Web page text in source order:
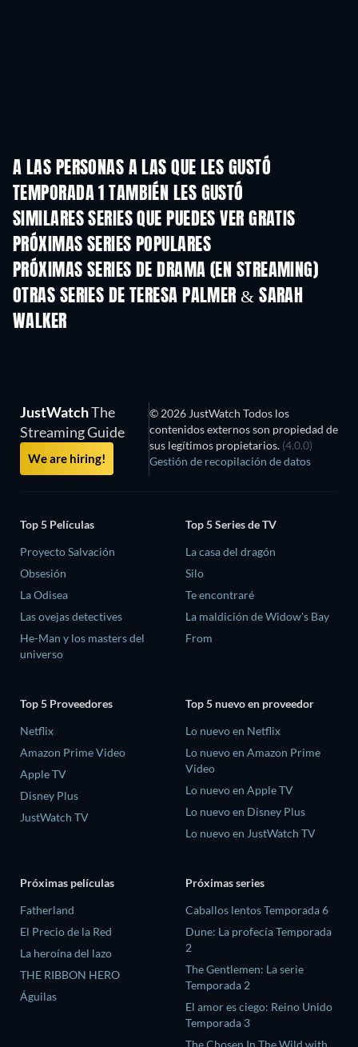
A LAS PERSONAS A LAS QUE LES GUSTÓ
TEMPORADA 1 TAMBIÉN LES GUSTÓ
TV
SIMILARES SERIES QUE PUEDES VER GRATIS
TV TV
PRÓXIMAS SERIES POPULARES
TV
PRÓXIMAS SERIES DE DRAMA (EN STREAMING)
Temporada 6 Temporada 2
OTRAS SERIES DE TERESA PALMER & SARAH
WALKER
JustWatchThe
Streaming Guide
We are hiring!
© 2026 JustWatch Todos los
contenidos externos son propiedad de
sus legítimos propietarios. (4.0.0)
Gestión de recopilación de datos
Top 5 Películas
Proyecto Salvación
Obsesión
La Odisea
Las ovejas detectives
He-Man y los masters del
universo
Top 5 Series de TV
La casa del dragón
Silo
Te encontraré
La maldición de Widow's Bay
From
Top 5 Proveedores
Netflix
Amazon Prime Video
Apple TV
Disney Plus
JustWatch TV
Top 5 nuevo en proveedor
Lo nuevo en Netflix
Lo nuevo en Amazon Prime
Video
Lo nuevo en Apple TV
Lo nuevo en Disney Plus
Lo nuevo en JustWatch TV
Próximas películas
Fatherland
El Precio de la Red
La heroína del lazo
THE RIBBON HERO
Águilas
Próximas series
Caballos lentos Temporada 6
Dune: La profecía Temporada
2
The Gentlemen: La serie
Temporada 2
El amor es ciego: Reino Unido
Temporada 3
The Chosen In The Wild with